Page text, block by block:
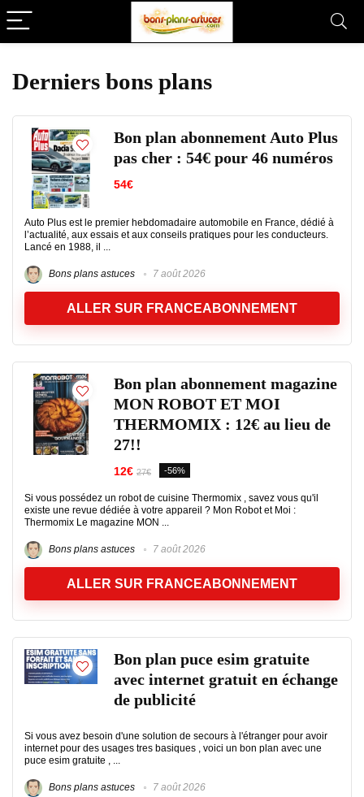
Derniers bons plans
Bon plan abonnement Auto Plus
pas cher : 54€ pour 46 numéros
54€
Auto Plus est le premier hebdomadaire automobile en France, dédié à
l’actualité, aux essais et aux conseils pratiques pour les conducteurs.
Lancé en 1988, il ...
Bons plans astuces 7 août 2026
ALLER SUR FRANCEABONNEMENT
Bon plan abonnement magazine
MON ROBOT ET MOI
THERMOMIX : 12€ au lieu de
27!!
12€ 27€ -56%
Si vous possédez un robot de cuisine Thermomix , savez vous qu'il
existe une revue dédiée à votre appareil ? Mon Robot et Moi :
Thermomix Le magazine MON ...
Bons plans astuces 7 août 2026
ALLER SUR FRANCEABONNEMENT
Bon plan puce esim gratuite
avec internet gratuit en échange
de publicité
Si vous avez besoin d'une solution de secours à l'étranger pour avoir
internet pour des usages tres basiques , voici un bon plan avec une
puce esim gratuite , ...
Bons plans astuces 7 août 2026